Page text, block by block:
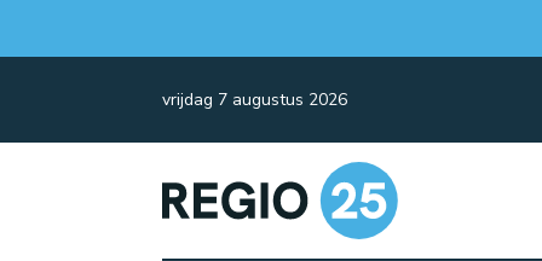
vrijdag 7 augustus 2026